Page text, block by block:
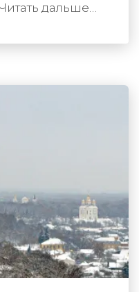
Читать дальше…